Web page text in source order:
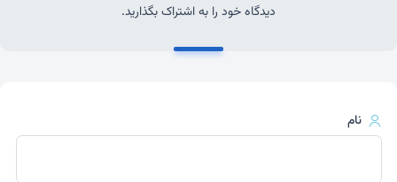
دیدگاه خود را به اشتراک بگذارید.
نام